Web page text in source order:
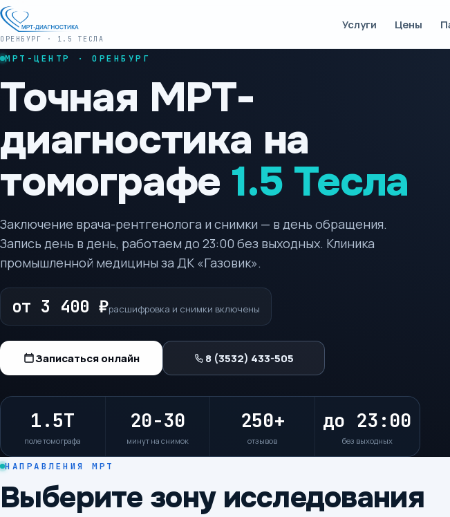
ОРЕНБУРГ · 1.5 ТЕСЛА
Услуги Цены
МРТ-ЦЕНТР · ОРЕНБУРГ
Точная МРТ-
диагностика на
томографе 1.5 Тесла
Заключение врача-рентгенолога и снимки — в день обращения.
Запись день в день, работаем до 23:00 без выходных. Клиника
промышленной медицины за ДК «Газовик».
от 3 400 ₽расшифровка и снимки включены
Записаться онлайн 8 (3532) 433-505
1.5T
поле томографа
20-30
минут на снимок
250+
отзывов
до 23:00
без выходных
НАПРАВЛЕНИЯ МРТ
Выберите зону исследования